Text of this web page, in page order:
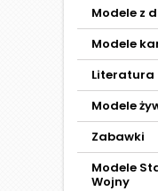
Modele z
Modele
Literatura
Modele
Zabawki
Modele
Wojny